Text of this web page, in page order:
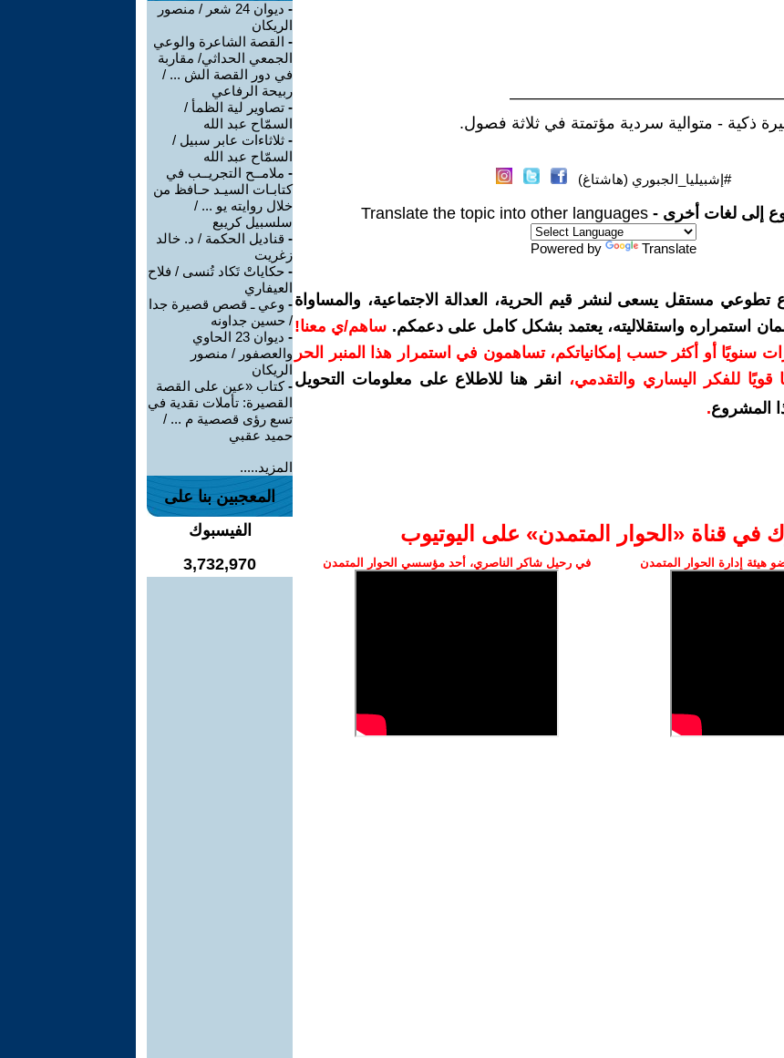
#إشبيليا_الجبوري (هاشتاغ)
إلى لغات أخرى - Translate the topic into other languages
Powered by Translate
تطوعي مستقل يسعى لنشر قيم الحرية، العدالة الاجتماعية، والمساواة
استمراره واستقلاليته، يعتمد بشكل كامل على دعمكم. ساهم/ي معنا!
بمبلغ 10 دولارات سنويًا أو أكثر حسب إمكانياتكم، تساهمون في استمرار هذا المنبر الحر
قويًا للفكر اليساري والتقدمي،
انقر هنا للاطلاع على معلومات التحويل
المشروع.
في قناة ‫«الحوار المتمدن» على اليوتيوب
هيئة إدارة الحوار المتمدن في رحيل شاكر الناصري، أحد مؤسسي الحوار المتمدن
-
ديوان 24 شعر / منصور
الريكان
- القصة الشاعرة والوعي
الجمعي الحداثي/ مقاربة
في دور القصة الش ... /
ربيحة الرفاعي
- تصاوير لية الظمأ /
السمّاح عبد الله
- ثلاثاءات عابر سبيل /
السمّاح عبد الله
- ملامــح التجريــب في
كتابـات السيـد حـافظ من
خلال روايته يو ... /
سلسبيل كريبع
- قناديل الحكمة / د. خالد
زغريت
- حكاياتْ تَكاد تُنسى / فلاح
العيفاري
- وعي ـ قصص قصيرة جدا
/ حسين جداونه
-
ديوان 23 الحاوي
والعصفور / منصور
الريكان
-كتاب «عين على القصة
القصيرة: تأملات نقدية في
تسع رؤى قصصية م ... /
حميد عقبي
المزيد.....
المعجبين بنا على
الفيسبوك
3,732,970